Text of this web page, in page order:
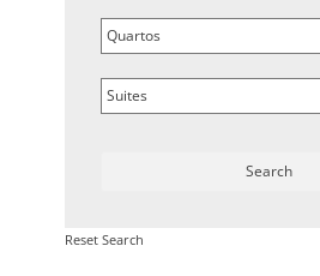
Reset Search